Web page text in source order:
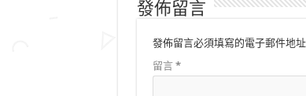
發佈留言
發佈留言必須填寫的電子郵件地
留言 *